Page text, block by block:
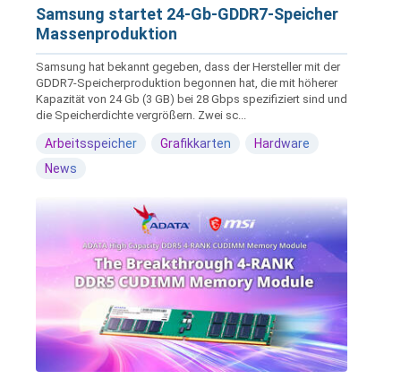
Samsung startet 24-Gb-GDDR7-Speicher
Massenproduktion
Samsung hat bekannt gegeben, dass der Hersteller mit der
GDDR7-Speicherproduktion begonnen hat, die mit höherer
Kapazität von 24 Gb (3 GB) bei 28 Gbps spezifiziert sind und
die Speicherdichte vergrößern. Zwei sc...
Arbeitsspeicher Grafikkarten
Hardware
News